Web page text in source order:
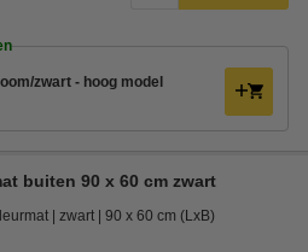
zwart - hoog model
buiten 90 x 60 cm zwart
zwart 90 x 60 cm (LxB)